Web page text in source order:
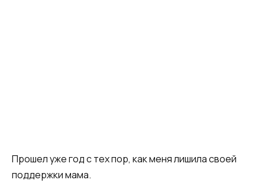
Прошел уже год с тех пор, как меня лишила своей
поддержки мама.